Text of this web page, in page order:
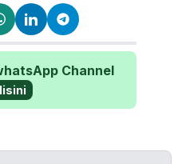
Channel